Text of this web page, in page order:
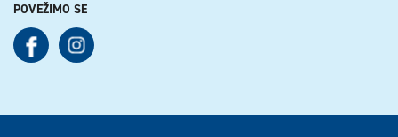
POVEŽIMO SE
See our FacebookSee our Instagram